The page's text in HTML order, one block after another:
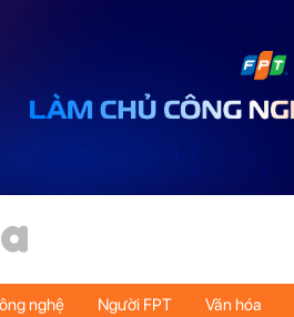
nghệ Người FPT Văn hóa